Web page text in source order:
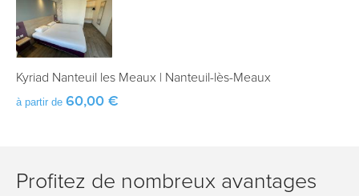
Kyriad Nanteuil les Meaux Nanteuil-lès-Meaux
à partir de 60,00 €
Profitez de nombreux avantages